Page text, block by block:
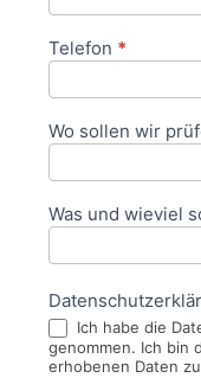
Telefon *
Wo sollen wir
Was und wieviel
Ich habe die
genommen. Ich bin
erhobenen Daten